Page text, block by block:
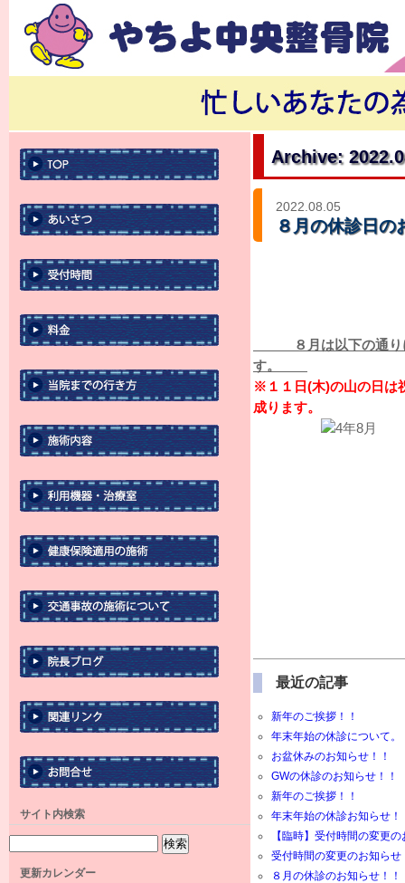
サイト内検索
更新カレンダー
Archive:
2022.08.05
８月の休診日の
８月は以下の通りに
す。
※１１日(木)の山の日は
成ります。
最近の記事
新年のご挨拶！！
年末年始の休診について。
お盆休みのお知らせ！！
GWの休診のお知らせ！！
新年のご挨拶！！
年末年始の休診お知らせ！
【臨時】受付時間の変更
受付時間の変更のお知らせ
８月の休診のお知らせ！！